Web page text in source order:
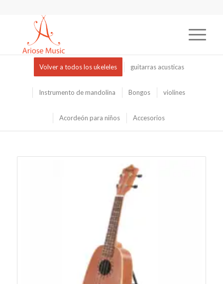
Volver a todos los ukeleles guitarras acusticas
Instrumento de mandolina Bongos violines
Acordeón para niños Accesorios